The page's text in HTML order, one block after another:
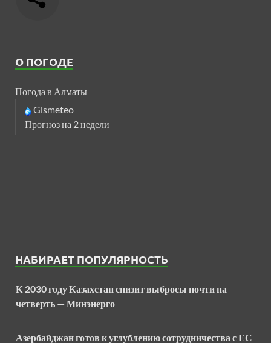
О ПОГОДЕ
Погода в Алматы
Gismeteo
Прогноз на 2 недели
НАБИРАЕТ ПОПУЛЯРНОСТЬ
К 2030 году Казахстан снизит выбросы почти на
четверть — Минэнерго
Азербайджан готов к углублению сотрудничества с ЕС